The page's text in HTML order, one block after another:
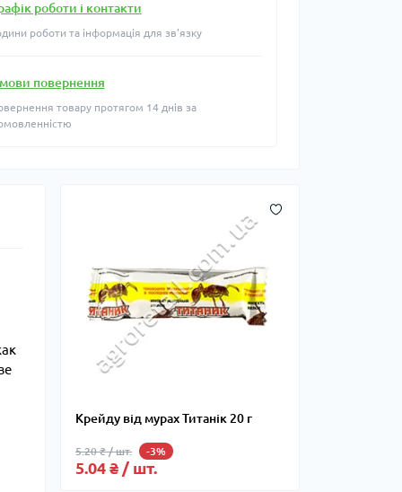
роботи і контакти
роботи та інформація для зв'язку
повернення
товару протягом 14 днів за
Крейду від мурах Титанік 20 г
5.20 ₴ / шт. -3%
5.04 ₴ / шт.